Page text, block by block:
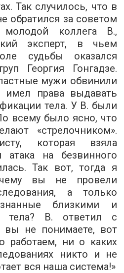
Так случилось, что в
обратился за советом
коллега В.,
эксперт, в чьем
судьбы оказался
Георгия Гонгадзе.
мужи обвинили
права выдавать
тела. У В. были
всему было ясно, что
«стрелочником».
которая взяла
на безвинного
Так вот, тогда я
вы не провели
а только
близкими и
тела? В. ответил с
вы не понимаете, вот
работаем, ни о каких
никто и не
вся наша система!»